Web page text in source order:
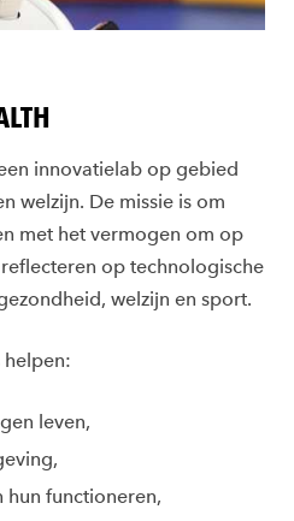
innovatielab op gebied
welzijn. De missie is om
met het vermogen om op
op technologische
welzijn en sport.
helpen:
leven,
hun functioneren,